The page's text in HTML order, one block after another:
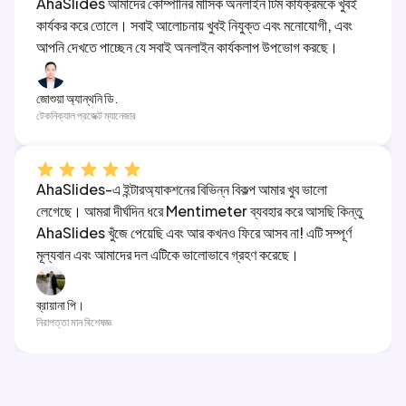
কার্যকর করে তোলে। সবাই আলোচনায় খুবই নিযুক্ত এবং মনোযোগী, এবং
আপনি দেখতে পাচ্ছেন যে সবাই অনলাইন কার্যকলাপ উপভোগ করছে।
জোশুয়া অ্যান্থনি ডি.
টেকনিক্যাল প্রজেক্ট ম্যানেজার
AhaSlides-এ ইন্টারঅ্যাকশনের বিভিন্ন বিকল্প আমার খুব ভালো
লেগেছে। আমরা দীর্ঘদিন ধরে Mentimeter ব্যবহার করে আসছি কিন্তু
AhaSlides খুঁজে পেয়েছি এবং আর কখনও ফিরে আসব না! এটি সম্পূর্ণ
মূল্যবান এবং আমাদের দল এটিকে ভালোভাবে গ্রহণ করেছে।
ব্রায়ানা পি।
নিরাপত্তা মান বিশেষজ্ঞ